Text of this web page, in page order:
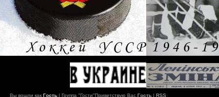
Вы вошли как Гость | Группа "Гости"Приветствую Вас Гость | RSS